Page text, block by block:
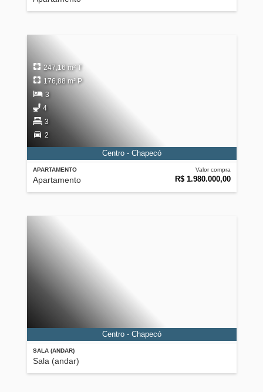
APARTAMENTO
Apartamento
Valor compra
R$ 1.980.000,00
247,16 m² T
176,88 m² P
3
4
3
2
Centro - Chapecó
SALA (ANDAR)
Sala (andar)
Centro - Chapecó